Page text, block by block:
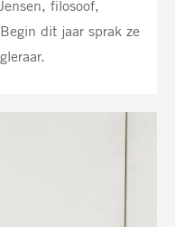
filosoof,
dit jaar sprak ze